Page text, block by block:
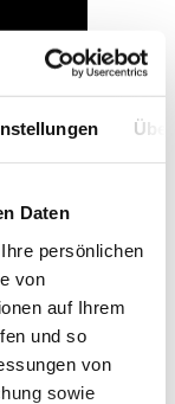
Daten
persönlichen
von
auf Ihrem
und so
von
sowie